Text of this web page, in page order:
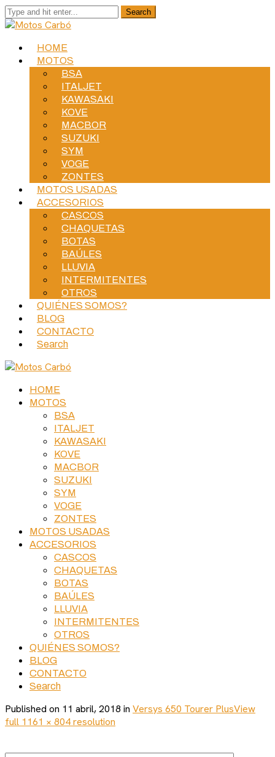
HOME
MOTOS
BSA
ITALJET
KAWASAKI
KOVE
MACBOR
SUZUKI
SYM
VOGE
ZONTES
MOTOS USADAS
ACCESORIOS
CASCOS
CHAQUETAS
BOTAS
BAÚLES
LLUVIA
INTERMITENTES
OTROS
QUIÉNES SOMOS?
BLOG
CONTACTO
Search
HOME
MOTOS
BSA
ITALJET
KAWASAKI
KOVE
MACBOR
SUZUKI
SYM
VOGE
ZONTES
MOTOS USADAS
ACCESORIOS
CASCOS
CHAQUETAS
BOTAS
BAÚLES
LLUVIA
INTERMITENTES
OTROS
QUIÉNES SOMOS?
BLOG
CONTACTO
Search
Published on 11 abril, 2018 in Versys 650 Tourer PlusView
full 1161 × 804 resolution